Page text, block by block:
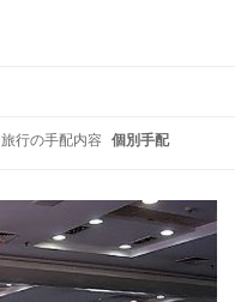
旅行の手配内容 個別手配